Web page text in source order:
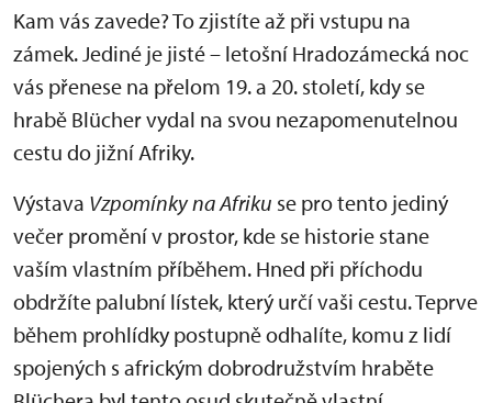
Kam vás zavede? To zjistíte až při vstupu na
zámek. Jediné je jisté – letošní Hradozámecká noc
vás přenese na přelom 19. a 20. století, kdy se
hrabě Blücher vydal na svou nezapomenutelnou
cestu do jižní Afriky.
Výstava Vzpomínky na Afriku se pro tento jediný
večer promění v prostor, kde se historie stane
vaším vlastním příběhem. Hned při příchodu
obdržíte palubní lístek, který určí vaši cestu. Teprve
během prohlídky postupně odhalíte, komu z lidí
spojených s africkým dobrodružstvím hraběte